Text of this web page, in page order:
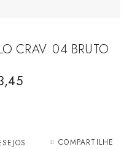
CRAV. 04 BRUTO
COMPARTILHE